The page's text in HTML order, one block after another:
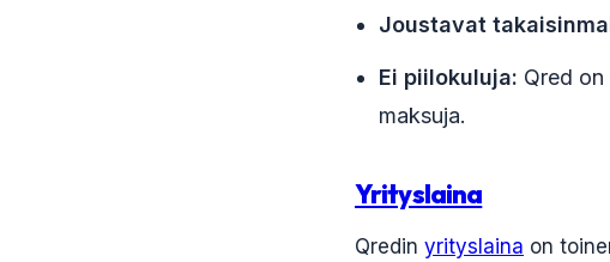
Joustavat
Ei piilokuluja: Qred
maksuja.
Yrityslaina
Qredin yrityslaina on